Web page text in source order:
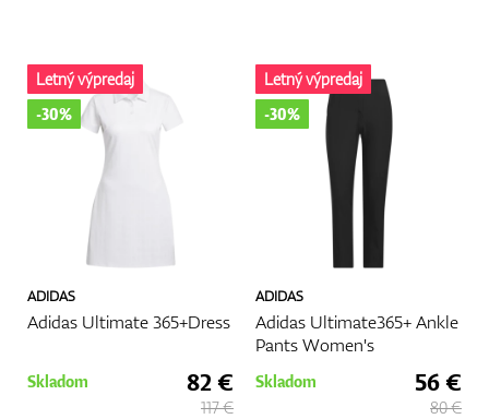
ADIDAS
Adidas Ultimate 365+Dress
Letný výpredaj
-30%
Skladom 82 €
117 €
ADIDAS
Adidas Ultimate365+ Ankle
Pants Women's
Letný výpredaj
-30%
Skladom 56 €
80 €